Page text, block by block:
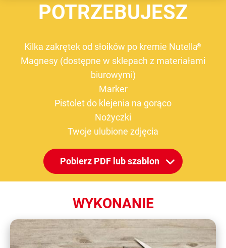
POTRZEBUJESZ
Kilka zakrętek od słoików po kremie Nutella®
Magnesy (dostępne w sklepach z materiałami
biurowymi)
Marker
Pistolet do klejenia na gorąco
Nożyczki
Twoje ulubione zdjęcia
Pobierz PDF lub szablon
WYKONANIE